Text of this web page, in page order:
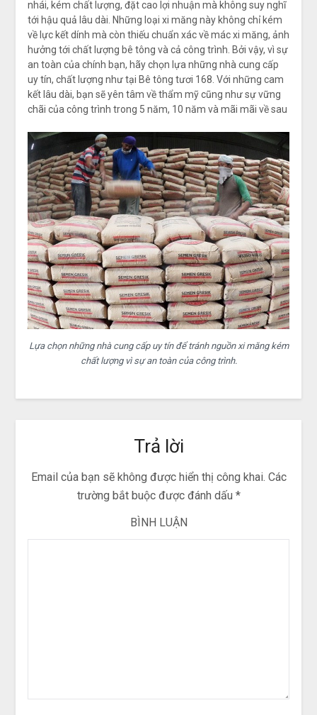
nhái, kém chất lượng, đặt cao lợi nhuận mà không suy nghĩ
tới hậu quả lâu dài. Những loại xi măng này không chỉ kém
về lực kết dính mà còn thiếu chuẩn xác về mác xi măng, ảnh
hưởng tới chất lượng bê tông và cả công trình. Bởi vậy, vì sự
an toàn của chính bạn, hãy chọn lựa những nhà cung cấp
uy tín, chất lượng như tại Bê tông tươi 168. Với những cam
kết lâu dài, bạn sẽ yên tâm về thẩm mỹ cũng như sự vững
chãi của công trình trong 5 năm, 10 năm và mãi mãi về sau
Lựa chọn những nhà cung cấp uy tín để tránh nguồn xi măng kém
chất lượng vì sự an toàn của công trình.
Trả lời
Email của bạn sẽ không được hiển thị công khai. Các
trường bắt buộc được đánh dấu *
BÌNH LUẬN